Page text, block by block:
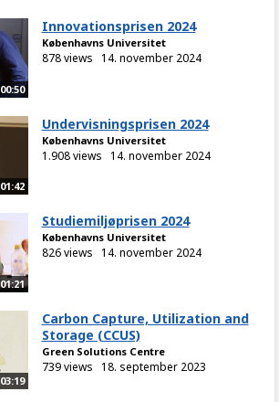
00:50
Innovationsprisen 2024
Københavns Universitet
878 views 14. november 2024
01:42
Undervisningsprisen 2024
Københavns Universitet
1.908 views 14. november 2024
01:21
Studiemiljøprisen 2024
Københavns Universitet
826 views 14. november 2024
03:19
Carbon Capture, Utilization and
Storage (CCUS)
Green Solutions Centre
739 views 18. september 2023